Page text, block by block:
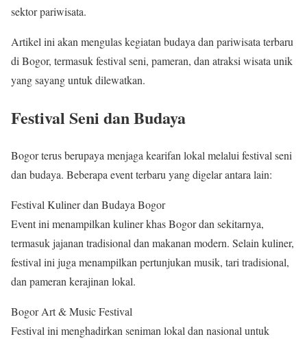
sektor pariwisata.
Artikel ini akan mengulas kegiatan budaya dan pariwisata terbaru
di Bogor, termasuk festival seni, pameran, dan atraksi wisata unik
yang sayang untuk dilewatkan.
Festival Seni dan Budaya
Bogor terus berupaya menjaga kearifan lokal melalui festival seni
dan budaya. Beberapa event terbaru yang digelar antara lain:
Festival Kuliner dan Budaya Bogor
Event ini menampilkan kuliner khas Bogor dan sekitarnya,
termasuk jajanan tradisional dan makanan modern. Selain kuliner,
festival ini juga menampilkan pertunjukan musik, tari tradisional,
dan pameran kerajinan lokal.
Bogor Art & Music Festival
Festival ini menghadirkan seniman lokal dan nasional untuk